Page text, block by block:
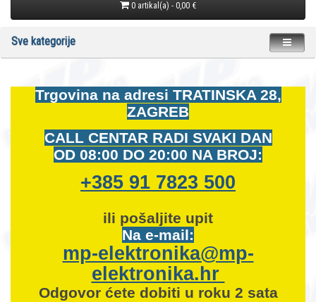
0 artikal(a) - 0,00 €
Sve kategorije
Trgovina na adresi TRATINSKA 28,
ZAGREB
CALL CENTAR RADI SVAKI DAN
OD 08:00 DO 20:00 NA BROJ:
+385 91 7823 500
ili pošaljite upit
Na e-mail:
mp-elektronika@mp-
elektronika.hr
Odgovor ćete dobiti u roku 2 sata